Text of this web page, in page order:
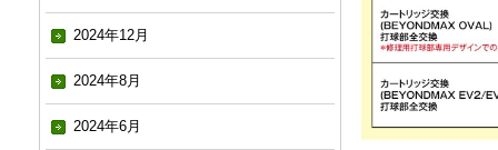
2024年12月
2024年8月
2024年6月